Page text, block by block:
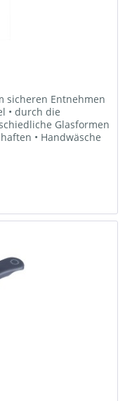
sicheren Entnehmen
• durch die
Glasformen
• Handwäsche